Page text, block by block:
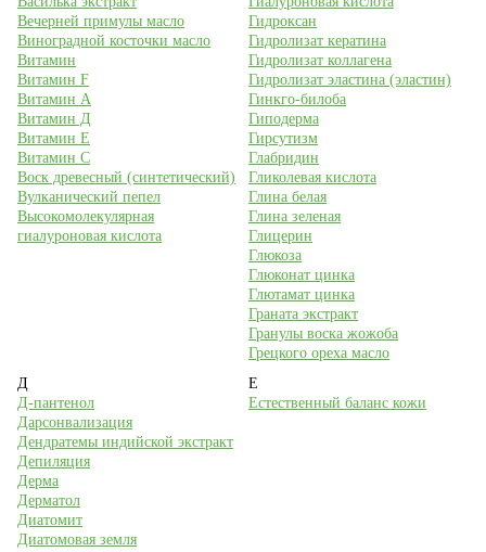
Вечерней примулы масло
Виноградной косточки масло
Витамин
Витамин F
Витамин А
Витамин Д
Витамин Е
Витамин С
Воск древесный (синтетический)
Вулканический пепел
Высокомолекулярная
гиалуроновая кислота
Гидроксан
Гидролизат кератина
Гидролизат коллагена
Гидролизат эластина (эластин)
Гинкго-билоба
Гиподерма
Гирсутизм
Глабридин
Гликолевая кислота
Глина белая
Глина зеленая
Глицерин
Глюкоза
Глюконат цинка
Глютамат цинка
Граната экстракт
Гранулы воска жожоба
Грецкого ореха масло
Д
Д-пантенол
Дарсонвализация
Дендратемы индийской экстракт
Депиляция
Дерма
Дерматол
Диатомит
Диатомовая земля
Е
Естественный баланс кожи